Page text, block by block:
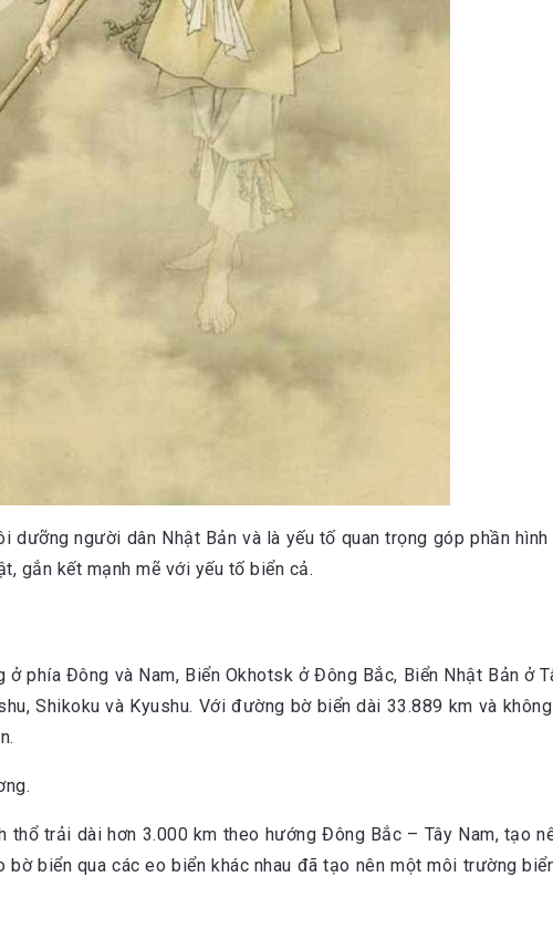
người dân Nhật Bản và là yếu tố quan trọng góp phần hình
gắn kết mạnh mẽ với yếu tố biển cả.
phía Đông và Nam, Biển Okhotsk ở Đông Bắc, Biển Nhật Bản ở
Shikoku và Kyushu. Với đường bờ biển dài 33.889 km và
trải dài hơn 3.000 km theo hướng Đông Bắc – Tây Nam, tạo
biển qua các eo biển khác nhau đã tạo nên một môi trường